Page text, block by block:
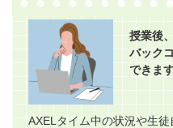
授業後
バック
できま
AXELタイム中の状況や生